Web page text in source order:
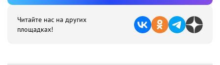
Читайте нас на других
площадках!